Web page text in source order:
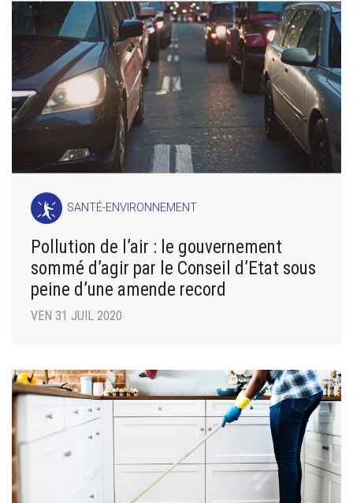
SANTÉ-ENVIRONNEMENT
Pollution de l’air : le gouvernement
sommé d’agir par le Conseil d’Etat sous
peine d’une amende record
VEN 31 JUIL 2020